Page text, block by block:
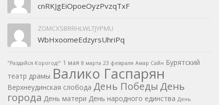
cnRKJgEiOpoeOyzPvzqTxF
ZOMCXSBRRHLWLTJYPMU
WbHxoomeEdzyrsUhriPq
"Раздайся Корогод!" 1 мая 8 марта 23 февраля Амар Сайн Бурятский
театр драмы Валико Гаспарян
Верхнеудинская слобода День Победы День
города День матери День народного единства День